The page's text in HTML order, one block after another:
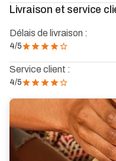
Livraison et service
Délais de livraison :
4/5
Service client :
4/5